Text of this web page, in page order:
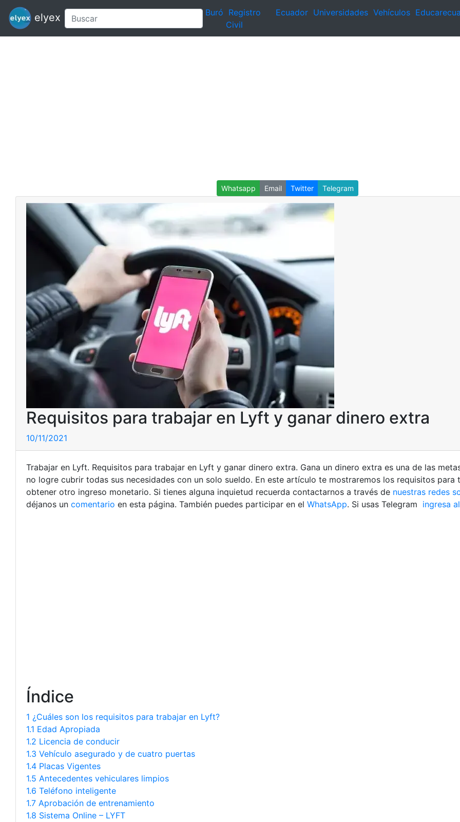
elyex Buró Registro
Civil
Ecuador Universidades Vehículos
Whatsapp Email Twitter Telegram
Requisitos para trabajar en Lyft y ganar dinero extra
10/11/2021
Trabajar en Lyft. Requisitos para trabajar en Lyft y ganar dinero extra. Gana un dinero extra es una de las
no logre cubrir todas sus necesidades con un solo sueldo. En este artículo te mostraremos los requisitos para
obtener otro ingreso monetario. Si tienes alguna inquietud recuerda contactarnos a través de nuestras redes
déjanos un comentario en esta página. También puedes participar en el WhatsApp. Si usas Telegram ingresa
Índice
1 ¿Cuáles son los requisitos para trabajar en Lyft?
1.1 Edad Apropiada
1.2 Licencia de conducir
1.3 Vehículo asegurado y de cuatro puertas
1.4 Placas Vigentes
1.5 Antecedentes vehiculares limpios
1.6 Teléfono inteligente
1.7 Aprobación de entrenamiento
1.8 Sistema Online – LYFT